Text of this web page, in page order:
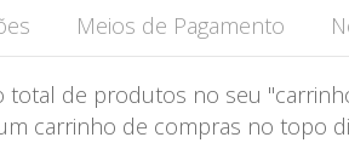
Meios de Pagamento
de produtos no seu
carrinho de compras no topo